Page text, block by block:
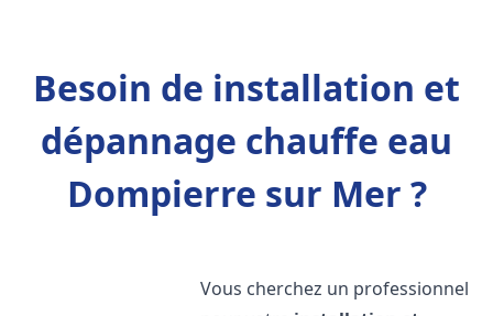
Besoin de installation et
dépannage chauffe eau
Dompierre sur Mer ?
Vous cherchez un professionnel